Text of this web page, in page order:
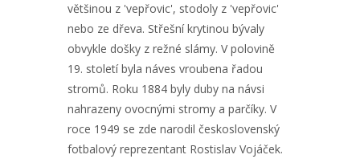
většinou z 'vepřovic', stodoly z 'vepřovic'
nebo ze dřeva. Střešní krytinou bývaly
obvykle došky z režné slámy. V polovině
19. století byla náves vroubena řadou
stromů. Roku 1884 byly duby na návsi
nahrazeny ovocnými stromy a parčíky. V
roce 1949 se zde narodil československý
fotbalový reprezentant Rostislav Vojáček.